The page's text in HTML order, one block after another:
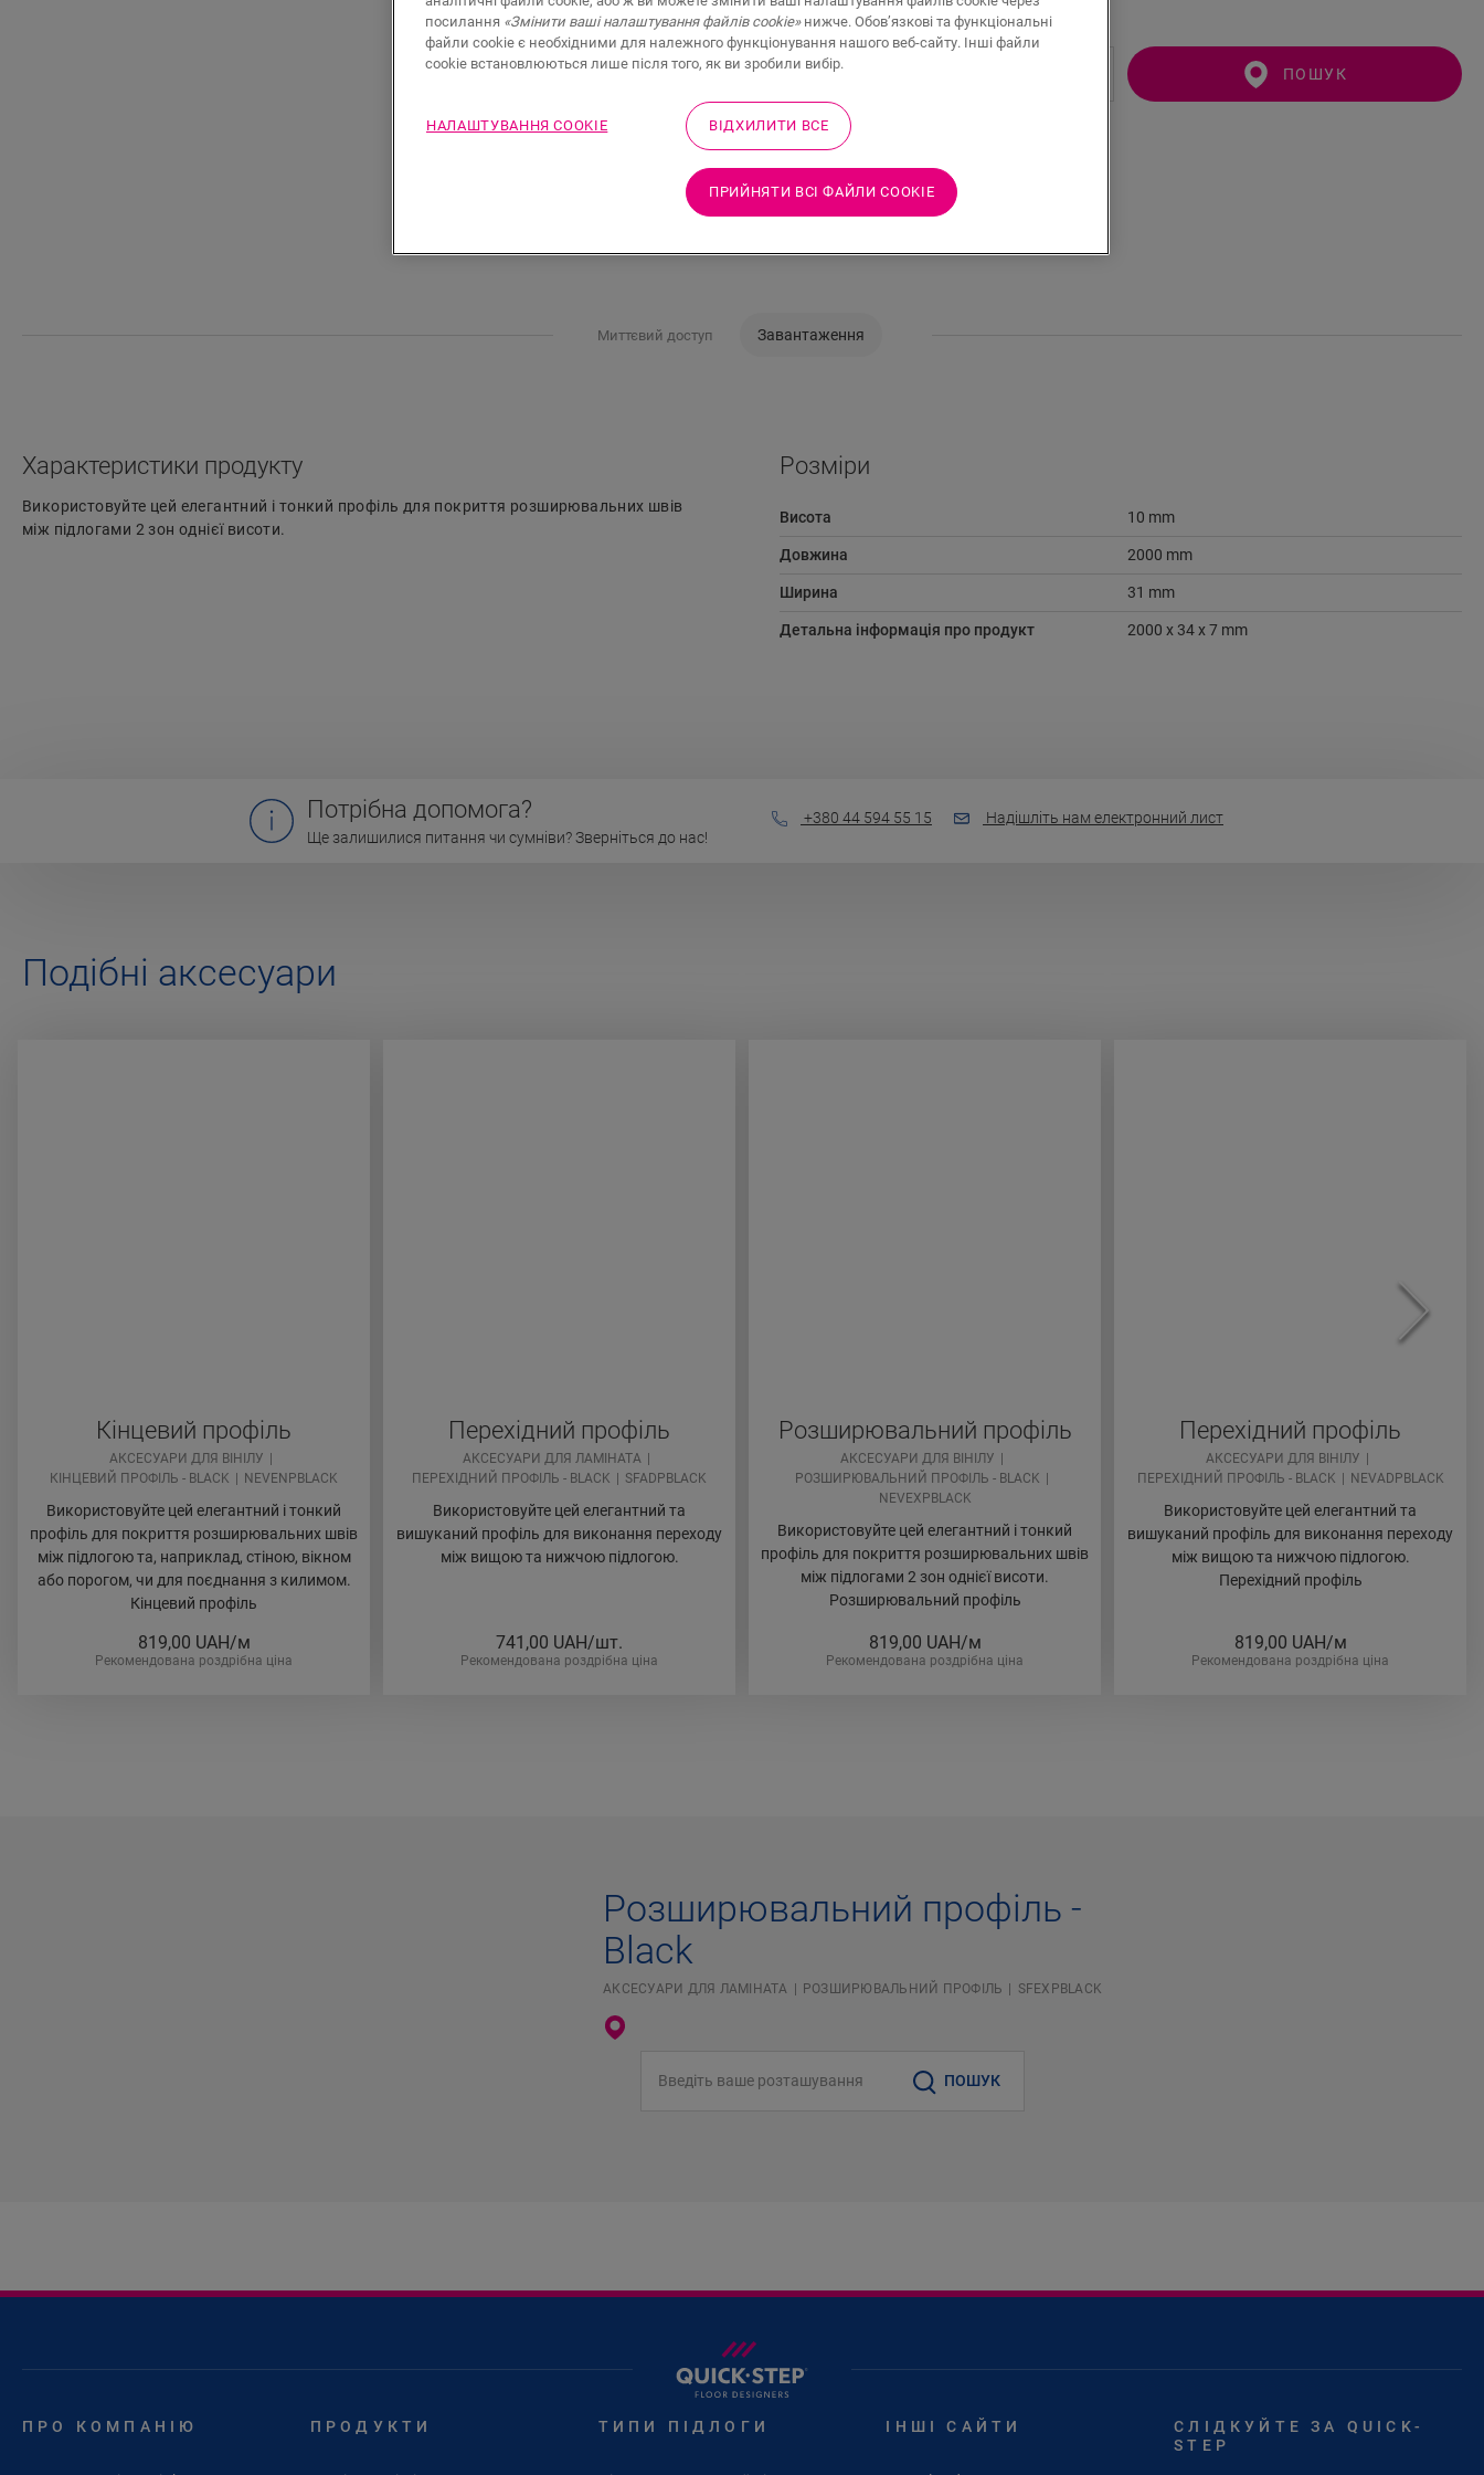
ПОШУК
Миттєвий доступ Завантаження
Характеристики продукту
Використовуйте цей елегантний і тонкий профіль для покриття розширювальних швів
між підлогами 2 зон однієї висоти.
Розміри
Висота 10 mm
Довжина 2000 mm
Ширина 31 mm
Детальна інформація про продукт 2000 x 34 x 7 mm
Потрібна допомога?
Ще залишилися питання чи сумніви? Зверніться до нас!
+380 44 594 55 15 Надішліть нам електронний лист
Подібні аксесуари
Кінцевий профіль
АКСЕСУАРИ ДЛЯ ВІНІЛУ
КІНЦЕВИЙ ПРОФІЛЬ - BLACK
NEVENPBLACK
Використовуйте цей елегантний і тонкий
профіль для покриття розширювальних швів
між підлогою та, наприклад, стіною, вікном
або порогом, чи для поєднання з килимом.
Кінцевий профіль
819,00 UAH/м
Рекомендована роздрібна ціна
Перехідний профіль
АКСЕСУАРИ ДЛЯ ЛАМІНАТА
ПЕРЕХІДНИЙ ПРОФІЛЬ - BLACK
SFADPBLACK
Використовуйте цей елегантний та
вишуканий профіль для виконання переходу
між вищою та нижчою підлогою.
741,00 UAH/шт.
Рекомендована роздрібна ціна
Розширювальний профіль
АКСЕСУАРИ ДЛЯ ВІНІЛУ
РОЗШИРЮВАЛЬНИЙ ПРОФІЛЬ - BLACK
NEVEXPBLACK
Використовуйте цей елегантний і тонкий
профіль для покриття розширювальних швів
між підлогами 2 зон однієї висоти.
Розширювальний профіль
819,00 UAH/м
Рекомендована роздрібна ціна
Перехідний профіль
АКСЕСУАРИ ДЛЯ ВІНІЛУ
ПЕРЕХІДНИЙ ПРОФІЛЬ - BLACK
NEVADPBLACK
Використовуйте цей елегантний та
вишуканий профіль для виконання переходу
між вищою та нижчою підлогою.
Перехідний профіль
819,00 UAH/м
Рекомендована роздрібна ціна
Розширювальний профіль -
Black
АКСЕСУАРИ ДЛЯ ЛАМІНАТА РОЗШИРЮВАЛЬНИЙ ПРОФІЛЬ SFEXPBLACK
ПОШУК
ПРО КОМПАНІЮ ПРОДУКТИ ТИПИ ПІДЛОГИ ІНШІ САЙТИ
СЛІДКУЙТЕ ЗА QUICK-
STEP
посилання «Змінити ваші налаштування файлів cookie»нижче. Обов’язкові та функціональні
файли cookie є необхідними для належного функціонування нашого веб-сайту. Інші файли
cookie встановлюються лише після того, як ви зробили вибір.
НАЛАШТУВАННЯ COOKIE ВІДХИЛИТИ ВСЕ
ПРИЙНЯТИ ВСІ ФАЙЛИ СOOKIE